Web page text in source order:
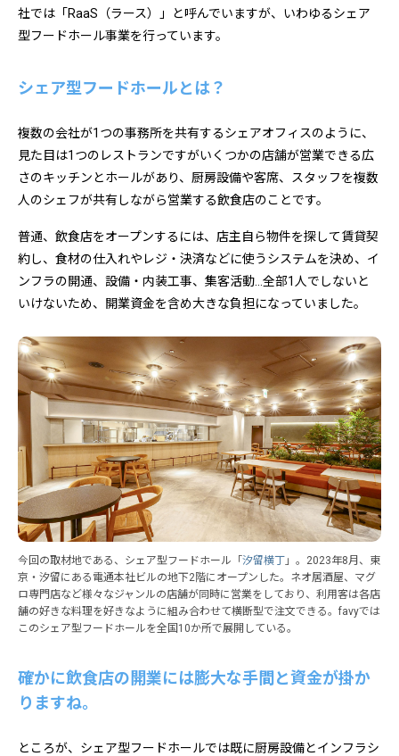
社では「RaaS（ラース）」と呼んでいますが、いわゆるシェア
型フードホール事業を行っています。
シェア型フードホールとは？
複数の会社が1つの事務所を共有するシェアオフィスのように、
見た目は1つのレストランですがいくつかの店舗が営業できる広
さのキッチンとホールがあり、厨房設備や客席、スタッフを複数
人のシェフが共有しながら営業する飲食店のことです。
普通、飲食店をオープンするには、店主自ら物件を探して賃貸契
約し、食材の仕入れやレジ・決済などに使うシステムを決め、イ
ンフラの開通、設備・内装工事、集客活動…全部1人でしないと
いけないため、開業資金を含め大きな負担になっていました。
今回の取材地である、シェア型フードホール「汐留横丁 」。2023年8月、東
京・汐留にある電通本社ビルの地下2階にオープンした。ネオ居酒屋、マグ
ロ専門店など様々なジャンルの店舗が同時に営業をしており、利用客は各店
舗の好きな料理を好きなように組み合わせて横断型で注文できる。favyでは
このシェア型フードホールを全国10か所で展開している。
確かに飲食店の開業には膨大な手間と資金が掛か
りますね。
ところが、シェア型フードホールでは既に厨房設備とインフラシ